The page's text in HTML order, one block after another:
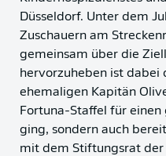
Düsseldorf. Unter dem
Zuschauern am
gemeinsam über die
hervorzuheben ist dabei
ehemaligen Kapitän
Fortuna-Staffel für
ging, sondern auch
mit dem Stiftungsrat der